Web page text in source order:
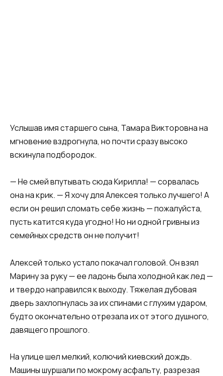
Услышав имя старшего сына, Тамара Викторовна на
мгновение вздрогнула, но почти сразу высоко
вскинула подбородок.
— Не смей впутывать сюда Кирилла! — сорвалась
она на крик. — Я хочу для Алексея только лучшего! А
если он решил сломать себе жизнь — пожалуйста,
пусть катится куда угодно! Но ни одной гривны из
семейных средств он не получит!
Алексей только устало покачал головой. Он взял
Марину за руку — ее ладонь была холодной как лед —
и твердо направился к выходу. Тяжелая дубовая
дверь захлопнулась за их спинами с глухим ударом,
будто окончательно отрезала их от этого душного,
давящего прошлого.
На улице шел мелкий, колючий киевский дождь.
Машины шуршали по мокрому асфальту, разрезая